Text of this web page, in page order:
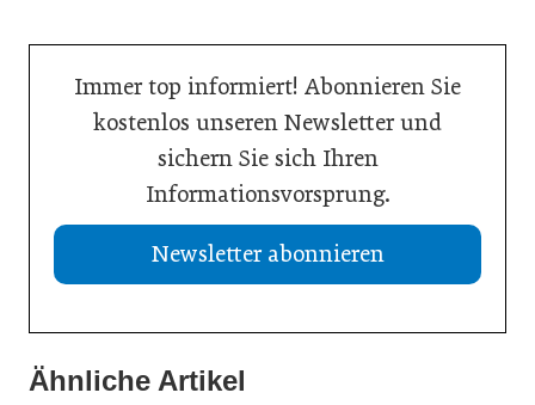
Immer top informiert! Abonnieren Sie
kostenlos unseren Newsletter und
sichern Sie sich Ihren
Informationsvorsprung.
Newsletter abonnieren
Ähnliche Artikel
21. Juli 2026